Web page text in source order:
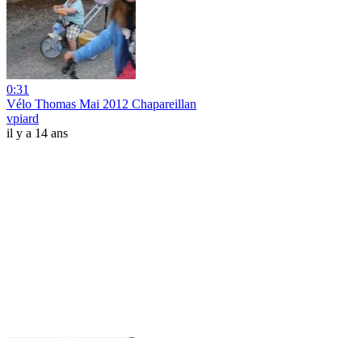
0:31
Vélo Thomas Mai 2012 Chapareillan
vpiard
il y a 14 ans